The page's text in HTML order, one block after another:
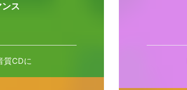
ス
質CDに